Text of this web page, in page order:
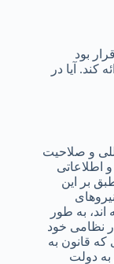
بود
کند. آیا در
و صلاحیت
اطلاعاتی
بر این
به طور
نظامی خود
که قانون به
به دولت